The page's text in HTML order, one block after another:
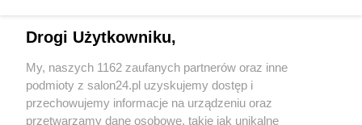
Sport
Społeczeństwo
Drogi Użytkowniku,
My, naszych 1162 zaufanych partnerów oraz inne
podmioty z salon24.pl uzyskujemy dostęp i
przechowujemy informacje na urządzeniu oraz
przetwarzamy dane osobowe, takie jak unikalne